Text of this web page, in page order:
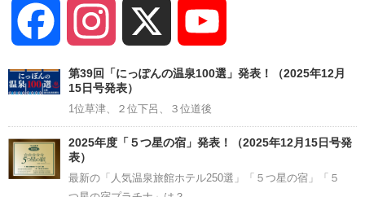
Facebook Instagram
Channel
第39回「にっぽんの温泉100選」発表！（2025年12月
15日号発表）
1位草津、２位下呂、３位道後
2025年度「５つ星の宿」発表！（2025年12月15日号発
表）
最新の「人気温泉旅館ホテル250選」「５つ星の宿」「５